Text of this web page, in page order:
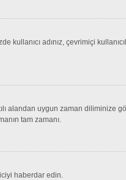
kullanıcı adınız, çevrimiçi
alandan uygun zaman diliminize
tam zamanı.
haberdar edin.